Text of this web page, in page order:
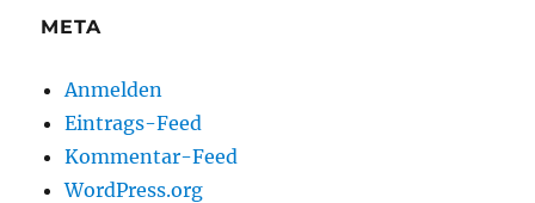
META
Anmelden
Eintrags-Feed
Kommentar-Feed
WordPress.org